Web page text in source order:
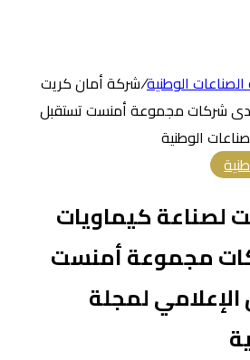
الوطنية/شركة أمان كريت
شركات مجموعة أمنست تستقبل
الوطنية
لصناعة كيماويات
مجموعة أمنست
لمجلة